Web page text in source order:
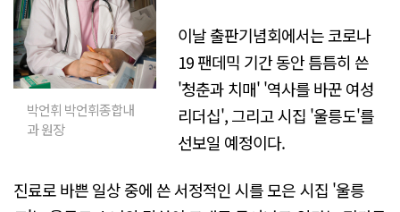
박언휘 박언휘종합내
과 원장
이날 출판기념회에서는 코로나
19 팬데믹 기간 동안 틈틈히 쓴
'청춘과 치매' '역사를 바꾼 여성
리더십', 그리고 시집 '울릉도'를
선보일 예정이다.
진료로 바쁜 일상 중에 쓴 서정적인 시를 모은 시집 '울릉